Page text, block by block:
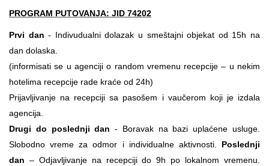
PROGRAM PUTOVANJA: JID 74202
Prvi dan- Indivudualni dolazak u smeštajni objekat od 15h na
dan dolaska.
(informisati se u agenciji o random vremenu recepcije – u nekim
hotelima recepcije rade kraće od 24h)
Prijavljivanje na recepciji sa pasošem i vaučerom koji je izdala
agencija.
Drugi do poslednji dan- Boravak na bazi uplaćene usluge.
Slobodno vreme za odmor i individualne aktivnosti. Poslednji
dan – Odjavljivanje na recepciji do 9h po lokalnom vremenu.